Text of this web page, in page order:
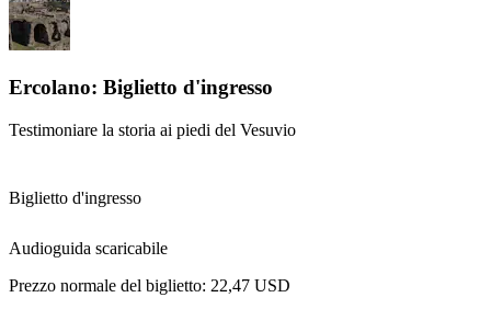
Ercolano: Biglietto d'ingresso
Testimoniare la storia ai piedi del Vesuvio
Biglietto d'ingresso
Audioguida scaricabile
Prezzo normale del biglietto: 22,47 USD